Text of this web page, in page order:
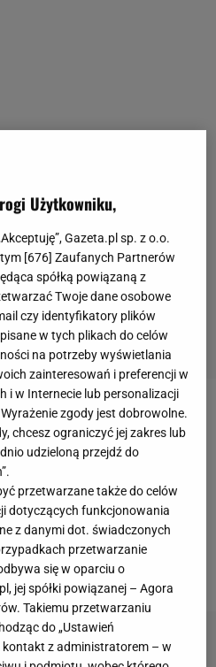
przegrała 0:3 (25:17,
Lidze Narodów. Spotkanie
w wykonaniu Polaków. Po
zajmuje drugie miejsce w
na koncie (tyle samo ma
Użytkowniku,
Gazeta.pl sp. z o.o.
[676] Zaufanych Partnerów
spółką powiązaną z
Twoje dane osobowe
czy identyfikatory plików
w tych plikach do celów
na potrzeby wyświetlania
zainteresowań i preferencji w
i w Internecie lub personalizacji
zgody jest dobrowolne.
chcesz ograniczyć jej zakres lub
udzieloną przejdź do
przetwarzane także do celów
dotyczących funkcjonowania
z danymi dot. świadczonych
przetwarzanie
się w oparciu o
jej spółki powiązanej – Agora
Takiemu przetwarzaniu
do „Ustawień
kontakt z administratorem – w